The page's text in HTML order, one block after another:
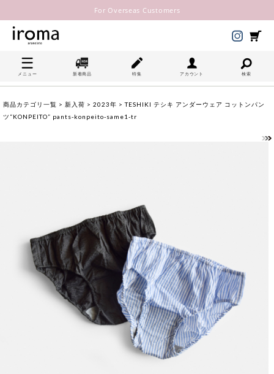
For Overseas Customers
メニュー 新着商品 特集 アカウント 検索
商品カテゴリ一覧 > 新入荷 > 2023年 > TESHIKI テシキ アンダーウェア コットンパン
ツ“KONPEITO” pants-konpeito-same1-tr